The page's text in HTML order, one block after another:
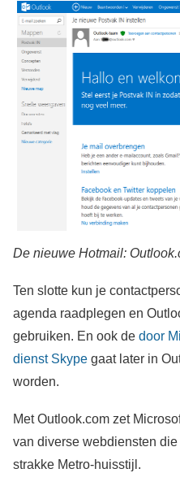
De nieuwe Hotmail:
Ten slotte kun je
agenda raadplegen en
gebruiken. En ook de door
dienst Skypegaat later in
worden.
Met Outlook.com zet
van diverse webdiensten
strakke Metro-huisstijl.